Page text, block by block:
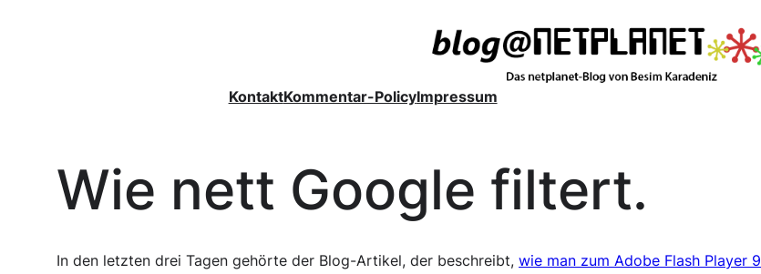
KontaktKommentar-PolicyImpressum
Wie nett Google filtert.
In den letzten drei Tagen gehörte der Blog-Artikel, der beschreibt,wie man zum Adobe Flash Player 9